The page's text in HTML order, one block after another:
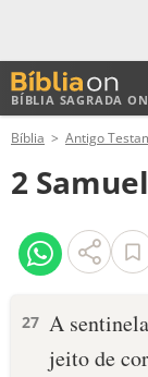
BÍBLIA SAGRADA
ANTIGO
NOVO
VERSÍCULOS
PALAVRA DO
Bíblia Antigo
2
27 A
jeito de